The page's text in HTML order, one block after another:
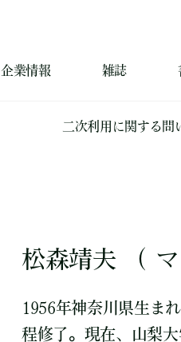
企業情報 雑誌
二次利用に関する問
松森靖夫 （
1956年神奈川県生ま
程修了。現在、山梨